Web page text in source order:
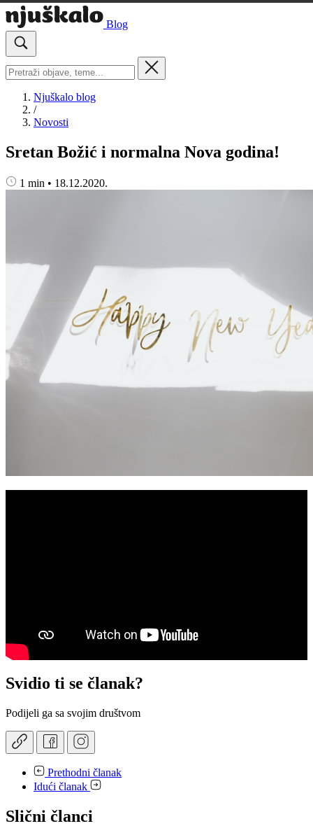
Blog
Njuškalo blog
/
Novosti
Sretan Božić i normalna Nova godina!
1 min • 18.12.2020.
Svidio ti se članak?
Podijeli ga sa svojim društvom
Prethodni članak
Idući članak
Slični članci